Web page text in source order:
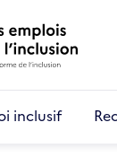
inclusif